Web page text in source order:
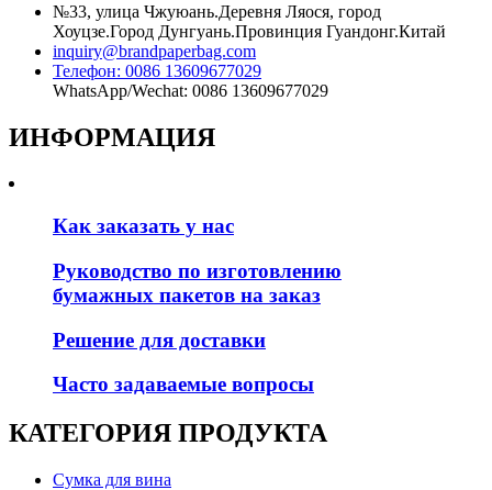
№33, улица Чжуюань.Деревня Ляося, город
Хоуцзе.Город Дунгуань.Провинция Гуандонг.Китай
inquiry@brandpaperbag.com
Телефон: 0086 13609677029
WhatsApp/Wechat: 0086 13609677029
ИНФОРМАЦИЯ
Как заказать у нас
Руководство по изготовлению
бумажных пакетов на заказ
Решение для доставки
Часто задаваемые вопросы
КАТЕГОРИЯ ПРОДУКТА
Сумка для вина